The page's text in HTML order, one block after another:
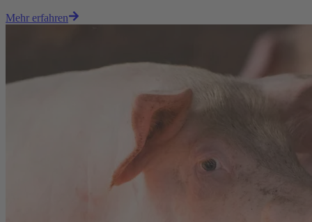
Mehr erfahren